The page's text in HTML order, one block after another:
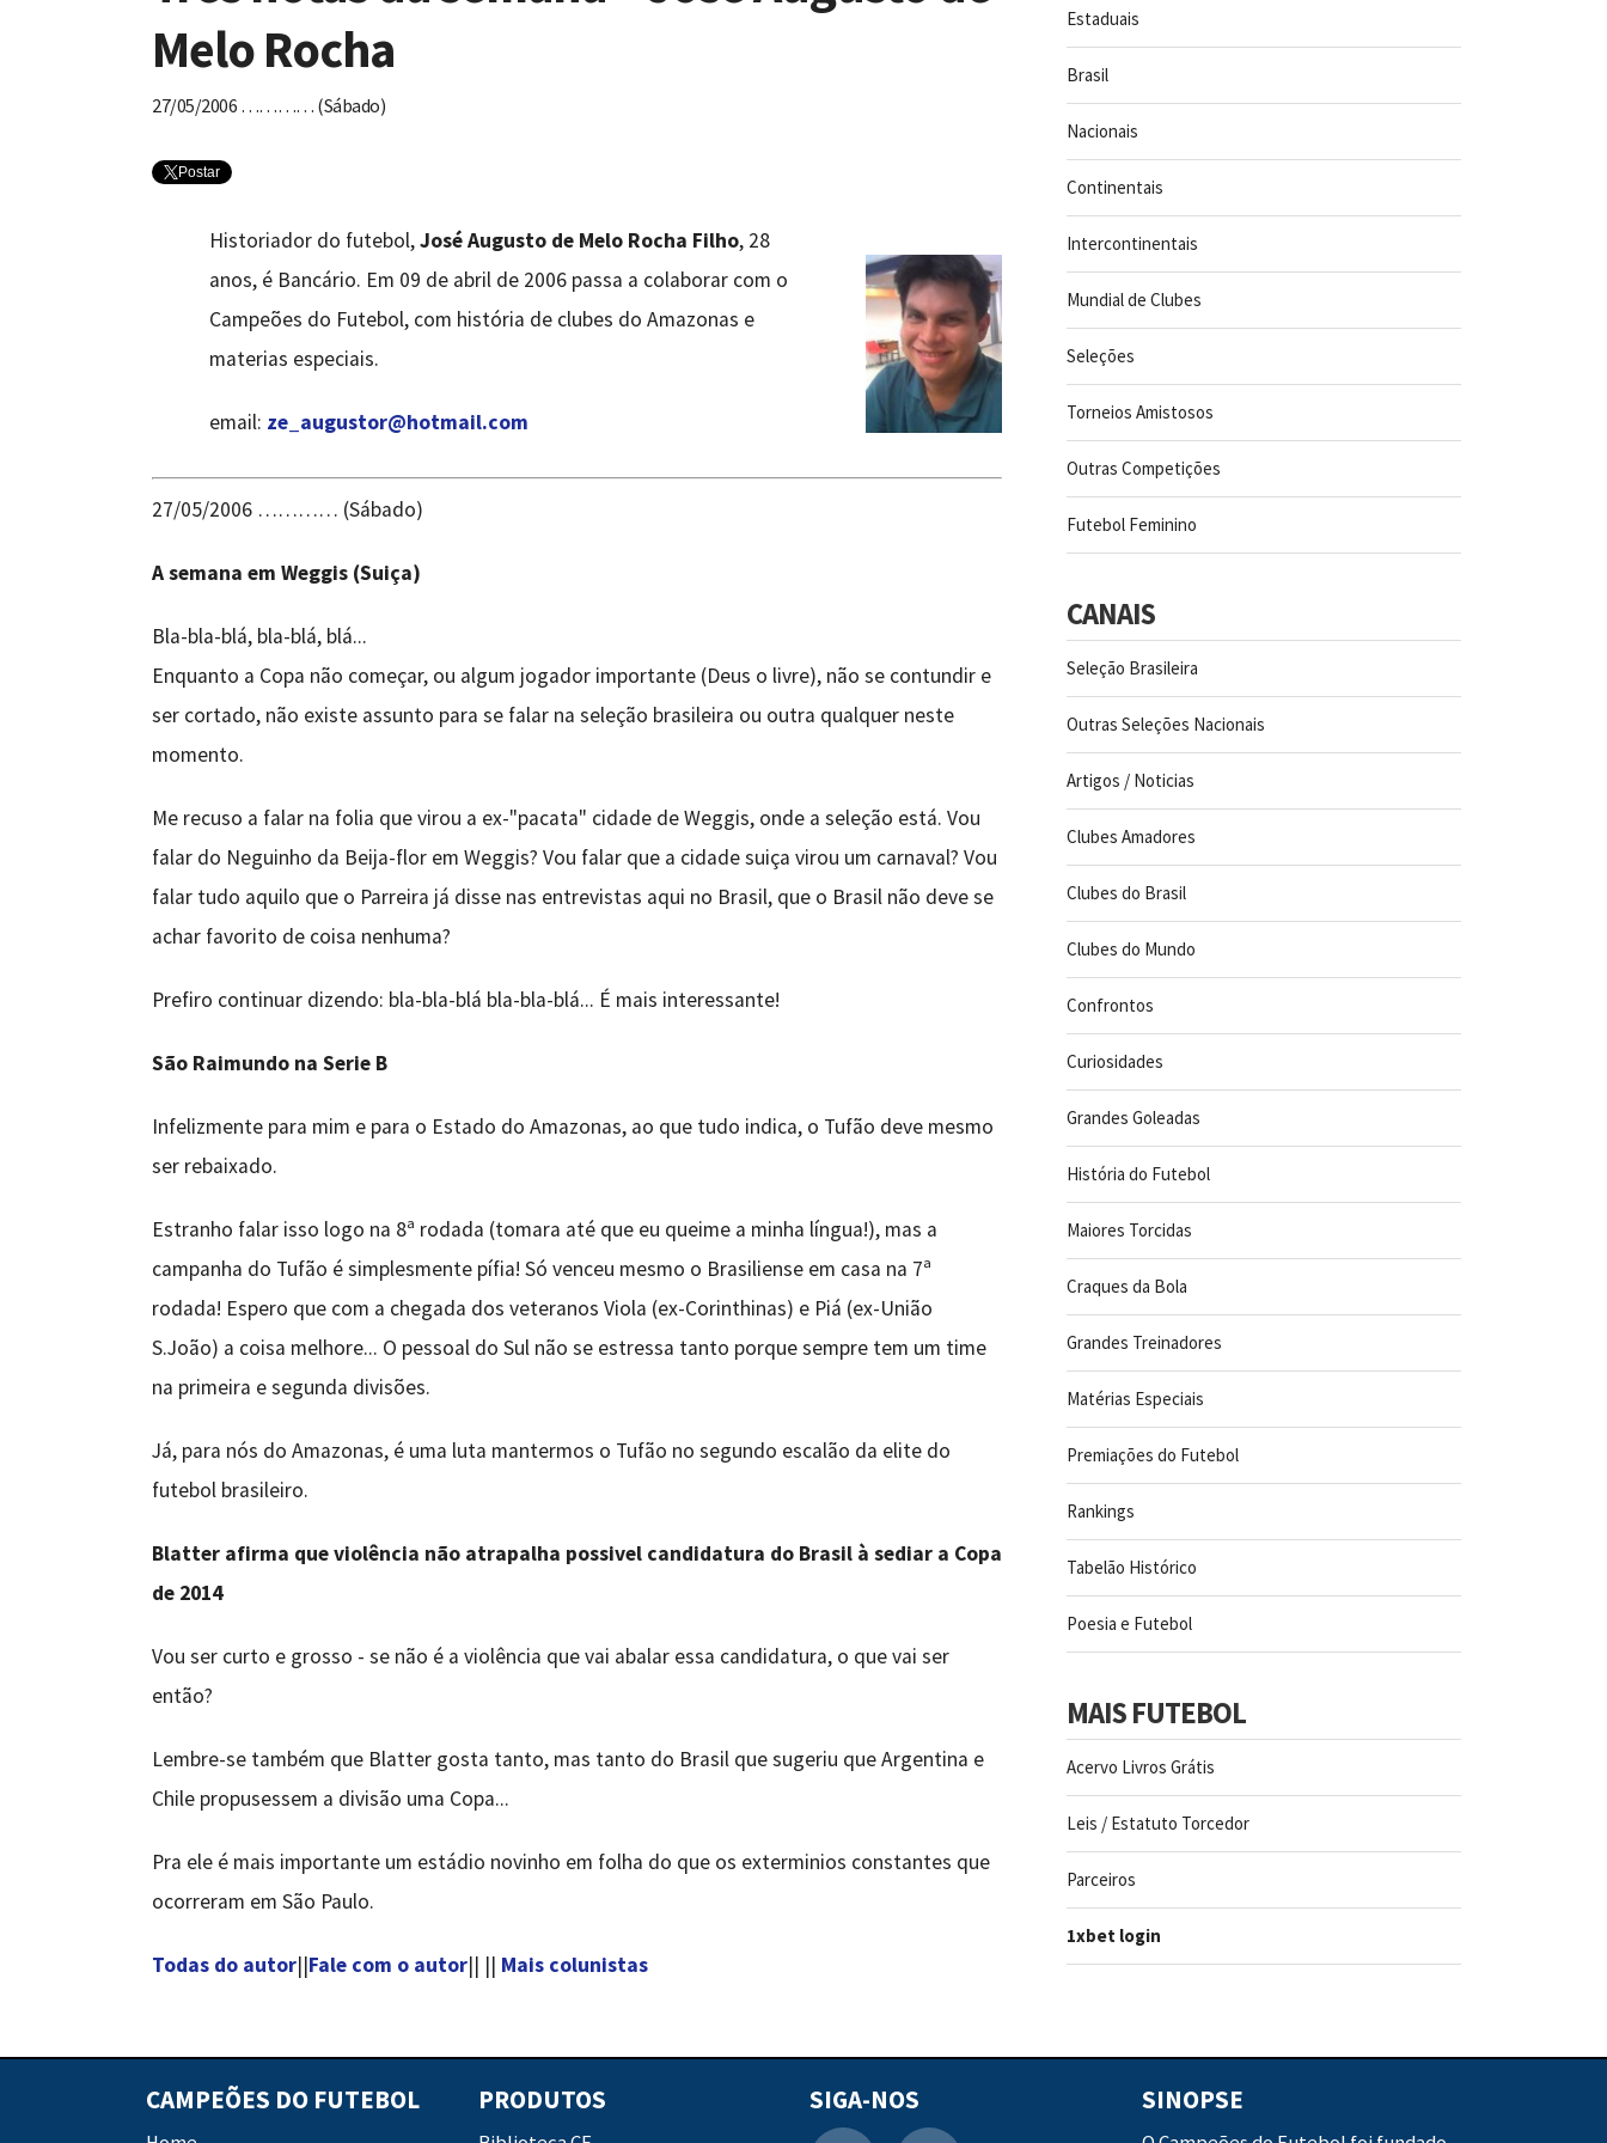
Melo Rocha
27/05/2006 ………… (Sábado)
Postar
Historiador do futebol,José Augusto de Melo Rocha Filho, 28
anos, é Bancário. Em 09 de abril de 2006 passa a colaborar com o
Campeões do Futebol, com história de clubes do Amazonas e
materias especiais.
email: ze_augustor@hotmail.com
27/05/2006 ………… (Sábado)
A semana em Weggis (Suiça)
Bla-bla-blá, bla-blá, blá...
Enquanto a Copa não começar, ou algum jogador importante (Deus o livre), não se contundir e
ser cortado, não existe assunto para se falar na seleção brasileira ou outra qualquer neste
momento.
Me recuso a falar na folia que virou a ex-"pacata" cidade de Weggis, onde a seleção está. Vou
falar do Neguinho da Beija-flor em Weggis? Vou falar que a cidade suiça virou um carnaval? Vou
falar tudo aquilo que o Parreira já disse nas entrevistas aqui no Brasil, que o Brasil não deve se
achar favorito de coisa nenhuma?
Prefiro continuar dizendo: bla-bla-blá bla-bla-blá... É mais interessante!
São Raimundo na Serie B
Infelizmente para mim e para o Estado do Amazonas, ao que tudo indica, o Tufão deve mesmo
ser rebaixado.
Estranho falar isso logo na 8ª rodada (tomara até que eu queime a minha língua!), mas a
campanha do Tufão é simplesmente pífia! Só venceu mesmo o Brasiliense em casa na 7ª
rodada! Espero que com a chegada dos veteranos Viola (ex-Corinthinas) e Piá (ex-União
S.João) a coisa melhore... O pessoal do Sul não se estressa tanto porque sempre tem um time
na primeira e segunda divisões.
Já, para nós do Amazonas, é uma luta mantermos o Tufão no segundo escalão da elite do
futebol brasileiro.
Blatter afirma que violência não atrapalha possivel candidatura do Brasil à sediar a Copa
de 2014
Vou ser curto e grosso - se não é a violência que vai abalar essa candidatura, o que vai ser
então?
Lembre-se também que Blatter gosta tanto, mas tanto do Brasil que sugeriu que Argentina e
Chile propusessem a divisão uma Copa...
Pra ele é mais importante um estádio novinho em folha do que os exterminios constantes que
ocorreram em São Paulo.
Todas do autor||Fale com o autor|| || Mais colunistas
Estaduais
Brasil
Nacionais
Continentais
Intercontinentais
Mundial de Clubes
Seleções
Torneios Amistosos
Outras Competições
Futebol Feminino
CANAIS
Seleção Brasileira
Outras Seleções Nacionais
Artigos / Noticias
Clubes Amadores
Clubes do Brasil
Clubes do Mundo
Confrontos
Curiosidades
Grandes Goleadas
História do Futebol
Maiores Torcidas
Craques da Bola
Grandes Treinadores
Matérias Especiais
Premiações do Futebol
Rankings
Tabelão Histórico
Poesia e Futebol
MAIS FUTEBOL
Acervo Livros Grátis
Leis / Estatuto Torcedor
Parceiros
1xbet login
CAMPEÕES DO FUTEBOL PRODUTOS SIGA-NOS SINOPSE